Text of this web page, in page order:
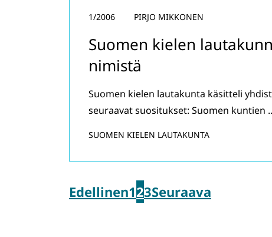
Suomen kielen
nimistä
1/2006 PIRJO MIKKONEN
Suomen kielen lautakunta käsitteli
seuraavat suositukset: Suomen kuntien
SUOMEN KIELEN LAUTAKUNTA
Edellinen123Seuraava